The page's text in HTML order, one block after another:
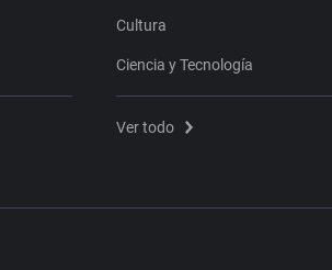
Cultura
Ciencia y Tecnología
Ver todo